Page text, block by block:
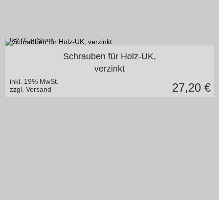
in vielen Varianten
0,27€ je Stück
Schrauben für Holz-UK,
verzinkt
inkl. 19% MwSt.
zzgl. Versand
27,20 €